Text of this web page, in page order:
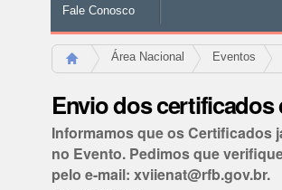
Fale Conosco
Área Nacional Eventos
Envio dos
Informamos que os Certificados
no Evento. Pedimos que
pelo e-mail: xviienat@rfb.gov.br.